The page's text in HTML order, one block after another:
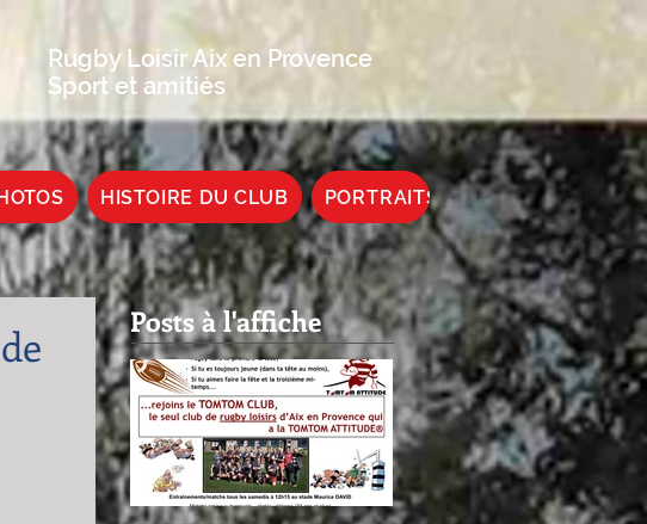
Rugby Loisir Aix en Provence
Sport et amitiés
HISTOIRE DU CLUB PORTRAITS DE JOUEUR
Posts à l'affiche